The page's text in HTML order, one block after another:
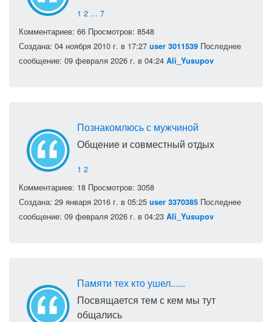
1 2 ... 7
Комментариев: 66 Просмотров: 8548
Создана: 04 ноября 2010 г. в 17:27 user 3011539 Последнее
сообщение: 09 февраля 2026 г. в 04:24 Ali_Yusupov
Познакомлюсь с мужчиной
Общение и совместный отдых
1 2
Комментариев: 18 Просмотров: 3058
Создана: 29 января 2016 г. в 05:25 user 3370385 Последнее
сообщение: 09 февраля 2026 г. в 04:23 Ali_Yusupov
Памяти тех кто ушел......
Посвящается тем с кем мы тут
общались